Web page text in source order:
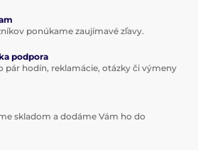
ponúkame zaujímavé zľavy.
podpora
pár hodín, reklamácie, otázky či výmeny
skladom a dodáme Vám ho do